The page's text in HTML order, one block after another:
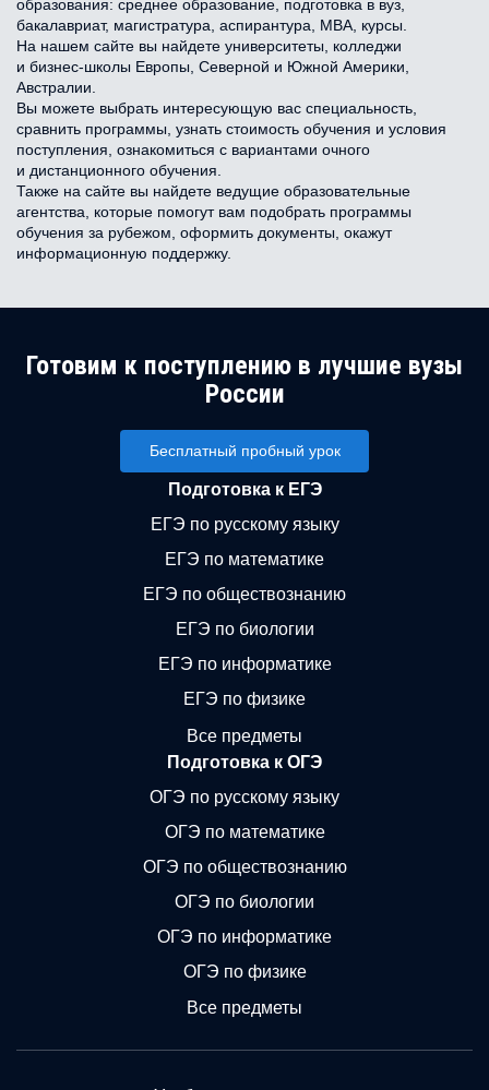
образования: среднее образование, подготовка в вуз,
бакалавриат, магистратура, аспирантура, MBA, курсы.
На нашем сайте вы найдете университеты, колледжи
и бизнес-школы Европы, Северной и Южной Америки,
Австралии.
Вы можете выбрать интересующую вас специальность,
сравнить программы, узнать стоимость обучения и условия
поступления, ознакомиться с вариантами очного
и дистанционного обучения.
Также на сайте вы найдете ведущие образовательные
агентства, которые помогут вам подобрать программы
обучения за рубежом, оформить документы, окажут
информационную поддержку.
Готовим к поступлению в лучшие вузы
России
Бесплатный пробный урок
Подготовка к ЕГЭ
ЕГЭ по русскому языку
ЕГЭ по математике
ЕГЭ по обществознанию
ЕГЭ по биологии
ЕГЭ по информатике
ЕГЭ по физике
Все предметы
Подготовка к ОГЭ
ОГЭ по русскому языку
ОГЭ по математике
ОГЭ по обществознанию
ОГЭ по биологии
ОГЭ по информатике
ОГЭ по физике
Все предметы